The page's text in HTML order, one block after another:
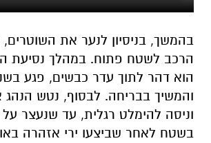
הוא דהר לתוך עדר כבשים, פגע
וניסה להימלט רגלית, עד שנעצר על
בשטח לאחר שביצעו ירי אזהרה
הועבר לחקירה בתחנת ערוער – שם
בזמן שעונש פסילה תלוי ועומד